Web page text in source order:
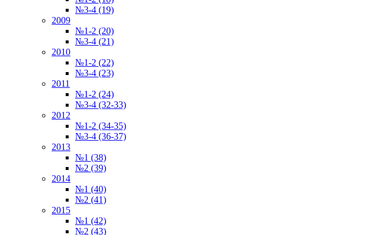
№3-4 (19)
2009
№1-2 (20)
№3-4 (21)
2010
№1-2 (22)
№3-4 (23)
2011
№1-2 (24)
№3-4 (32-33)
2012
№1-2 (34-35)
№3-4 (36-37)
2013
№1 (38)
№2 (39)
2014
№1 (40)
№2 (41)
2015
№1 (42)
№2 (43)